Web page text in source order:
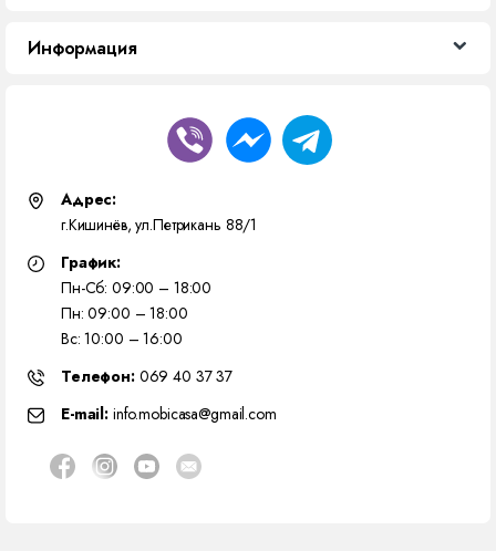
Информация
Адрес:
г.Кишинёв, ул.Петрикань 88/1
График:
Пн-Сб: 09:00 – 18:00
Пн: 09:00 – 18:00
Вс: 10:00 – 16:00
Телефон: 069 40 37 37
E-mail: info.mobicasa@gmail.com